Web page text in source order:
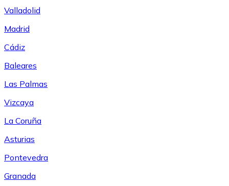
Valladolid
Madrid
Cádiz
Baleares
Las Palmas
Vizcaya
La Coruña
Asturias
Pontevedra
Granada